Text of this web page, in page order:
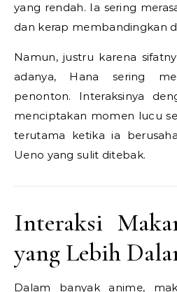
yang rendah. Ia sering
dan kerap membandingkan
Namun, justru karena
adanya, Hana sering
penonton. Interaksinya
menciptakan momen lucu
terutama ketika ia
Ueno yang sulit ditebak.
Interaksi
yang Lebih
Dalam banyak anime,